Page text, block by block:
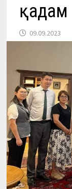
қадам
09.09.2023